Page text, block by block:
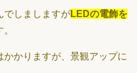
でしましますがLEDの電飾を
かりますが、景観アップに